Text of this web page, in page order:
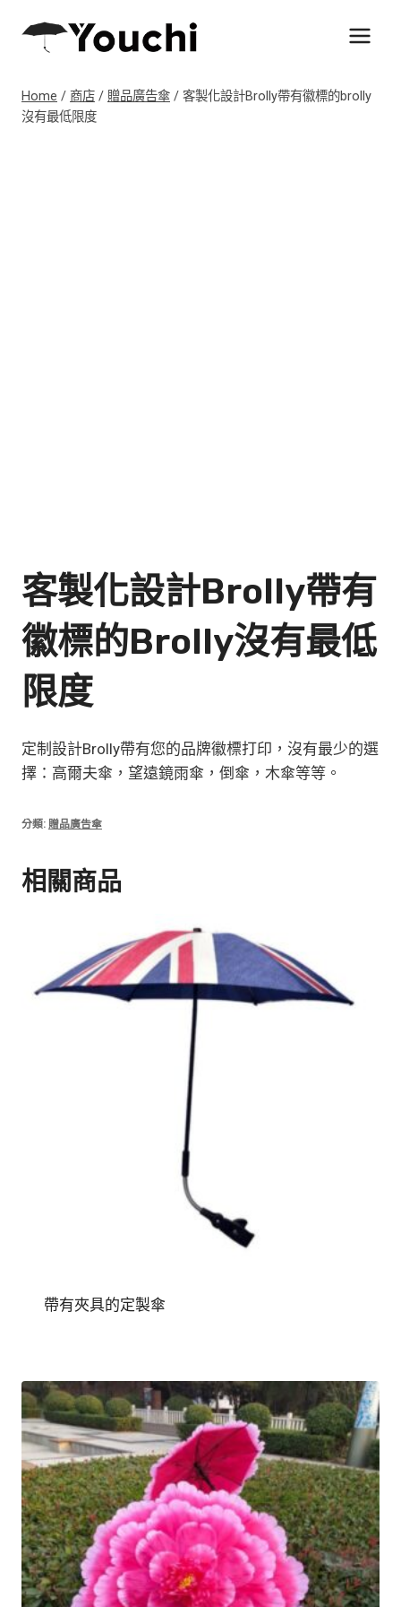
Home / 商店 / 贈品廣告傘 / 客製化設計Brolly帶有徽標的brolly
沒有最低限度
客製化設計Brolly帶有
徽標的brolly沒有最低
限度
定制設計Brolly帶有您的品牌徽標打印，沒有最少的選
擇：高爾夫傘，望遠鏡雨傘，倒傘，木傘等等。
分類: 贈品廣告傘
相關商品
帶有夾具的定製傘